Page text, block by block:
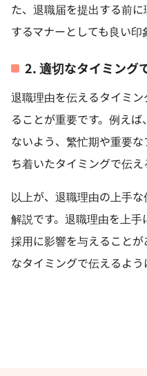
た、退職届を提出する前
するマナーとしても良い印
2. 適切なタイミング
退職理由を伝えるタイミ
ることが重要です。例え
ないよう、繁忙期や重要
ち着いたタイミングで伝え
以上が、退職理由の上手
解説です。退職理由を上
採用に影響を与えること
なタイミングで伝えるよう